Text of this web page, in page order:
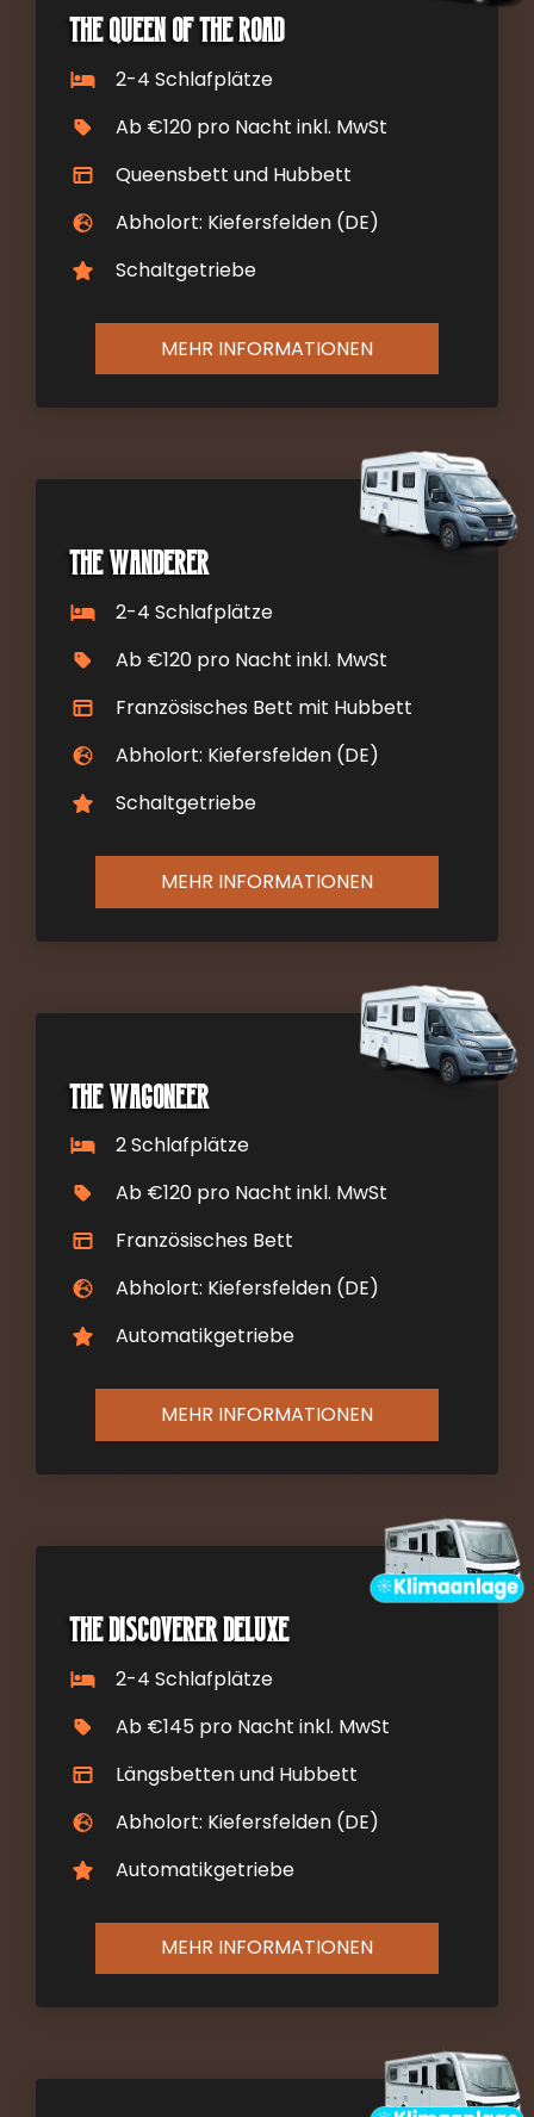
The Queen of the Road
2-4 Schlafplätze
Ab €120 pro Nacht inkl. MwSt
Queensbett und Hubbett
Abholort: Kiefersfelden (DE)
Schaltgetriebe
MEHR INFORMATIONEN
The Wanderer
2-4 Schlafplätze
Ab €120 pro Nacht inkl. MwSt
Französisches Bett mit Hubbett
Abholort: Kiefersfelden (DE)
Schaltgetriebe
MEHR INFORMATIONEN
The Wagoneer
2 Schlafplätze
Ab €120 pro Nacht inkl. MwSt
Französisches Bett
Abholort: Kiefersfelden (DE)
Automatikgetriebe
MEHR INFORMATIONEN
The Discoverer DELUXE
2-4 Schlafplätze
Ab €145 pro Nacht inkl. MwSt
Längsbetten und Hubbett
Abholort: Kiefersfelden (DE)
Automatikgetriebe
MEHR INFORMATIONEN